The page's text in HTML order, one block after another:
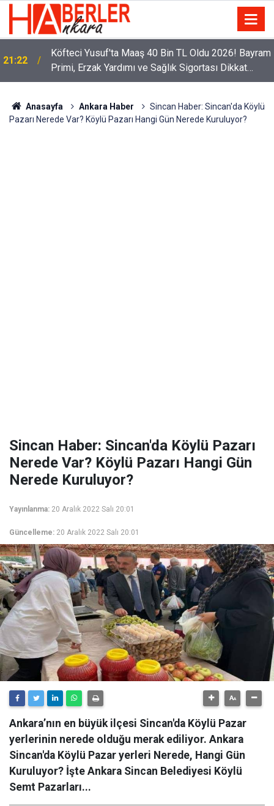
12:33
Sürücüler Dikkat! Yeni Dönemde 3 İhlal Ehliyet
İptaline Neden Olacak
Anasayfa Ankara Haber
Sincan Haber: Sincan'da Köylü
Pazarı Nerede Var? Köylü Pazarı Hangi Gün Nerede Kuruluyor?
Sincan Haber: Sincan'da Köylü Pazarı
Nerede Var? Köylü Pazarı Hangi Gün
Nerede Kuruluyor?
Yayınlanma: 20 Aralık 2022 Salı 20:01
Güncelleme: 20 Aralık 2022 Salı 20:01
Ankara’nın en büyük ilçesi Sincan'da Köylü Pazar
yerlerinin nerede olduğu merak ediliyor. Ankara
Sincan'da Köylü Pazar yerleri Nerede, Hangi Gün
Kuruluyor? İşte Ankara Sincan Belediyesi Köylü
Semt Pazarları...